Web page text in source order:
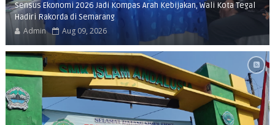
Sensus Ekonomi 2026 Jadi Kompas Arah Kebijakan, Wali Kota Tegal
Hadiri Rakorda di Semarang
Admin Aug 09, 2026